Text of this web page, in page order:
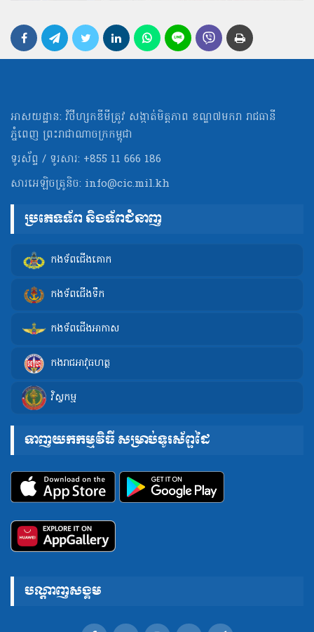
អាសយដ្ឋាន: វិថីហ្សកឌីមីត្រូវ សង្កាត់មិត្ដភាព ខណ្ឌ៧មករា រាជធានី
ភ្នំពេញ ព្រះរាជាណាចក្រកម្ពុជា
ទូរស័ព្ទ / ទូរសារ: +855 11 666 186
សារអេឡិចត្រូនិច: info@cic.mil.kh
ប្រភេទទ័ព និងទ័ពជំនាញ
កងទ័ពជើងគោក
កងទ័ពជើងទឹក
កងទ័ពជើងអាកាស
កងរាជអាវុធហត្ថ
វិស្វកម្ម
ទាញយកកម្មវិធី សម្រាប់ទូរស័ព្ទដៃ
បណ្តាញសង្គម